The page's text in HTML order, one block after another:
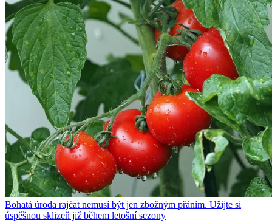
Bohatá úroda rajčat nemusí být jen zbožným přáním. Užijte si
úspěšnou sklizeň již během letošní sezony